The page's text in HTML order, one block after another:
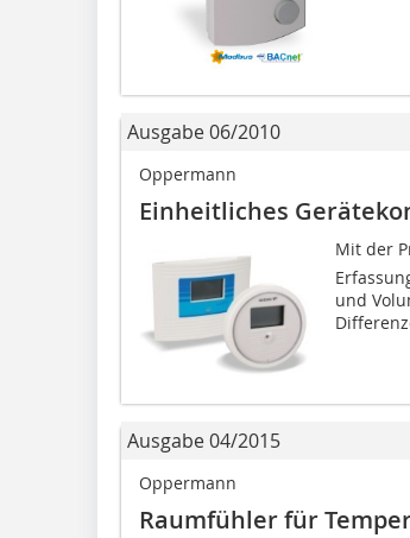
Ausgabe 06/2010
Oppermann
Einheitliches
Mit der
und
Ausgabe 04/2015
Oppermann
Raumfühler für